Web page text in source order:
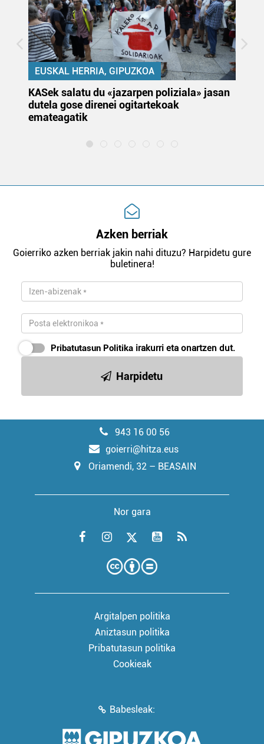
EUSKAL HERRIA, GIPUZKOA
KASek salatu du «jazarpen poliziala» jasan
dutela gose direnei ogitartekoak
emateagatik
Azken berriak
Goierriko azken berriak jakin nahi dituzu? Harpidetu gure
buletinera!
Pribatutasun Politika irakurri eta onartzen dut.
Harpidetu
943 16 00 56
goierri@hitza.eus
Oriamendi, 32 – BEASAIN
Nor gara
Argitalpen politika
Aniztasun politika
Pribatutasun politika
Cookieak
Babesleak: